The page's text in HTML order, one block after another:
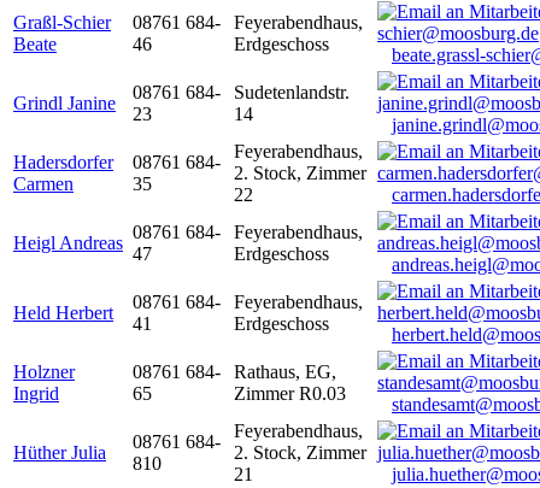
Graßl-Schier
Beate
08761 684-
46
Feyerabendhaus,
Erdgeschoss
beate.grassl-
Grindl Janine
08761 684-
23
Sudetenlandstr.
14
Hadersdorfer
Carmen
08761 684-
35
Feyerabendhaus,
2. Stock, Zimmer
22
Heigl Andreas
08761 684-
47
Feyerabendhaus,
Erdgeschoss
Held Herbert
08761 684-
41
Feyerabendhaus,
Erdgeschoss
Holzner
Ingrid
08761 684-
65
Rathaus, EG,
Zimmer R0.03
Hüther Julia
08761 684-
810
Feyerabendhaus,
2. Stock, Zimmer
21